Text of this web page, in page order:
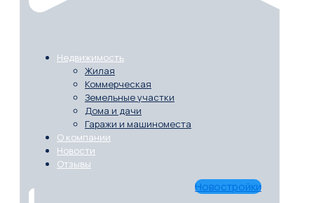
Недвижимость
Жилая
Коммерческая
Земельные участки
Дома и дачи
Гаражи и машиноместа
О компании
Новости
Отзывы
Новостройки